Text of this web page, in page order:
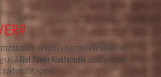
keresztül kifejezhetjük érzelmeinket,
AGirl PowerAlakformáló edzés pontosan
egyben.